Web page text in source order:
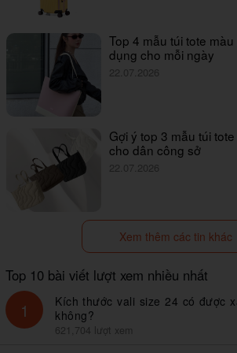
Top 4 mẫu túi tote
dụng cho mỗi ngày
22.07.2026
Gợi ý top 3 mẫu túi
cho dân công sở
22.07.2026
Xem thêm các tin khác
Top 10 bài viết lượt xem nhiều nhất
1
Kích thước vali size 24 có được
không?
621,704 lượt xem